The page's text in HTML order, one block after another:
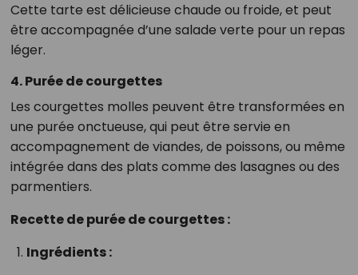
Cette tarte est délicieuse chaude ou froide, et peut
être accompagnée d’une salade verte pour un repas
léger.
4. Purée de courgettes
Les courgettes molles peuvent être transformées en
une purée onctueuse, qui peut être servie en
accompagnement de viandes, de poissons, ou même
intégrée dans des plats comme des lasagnes ou des
parmentiers.
Recette de purée de courgettes :
Ingrédients :